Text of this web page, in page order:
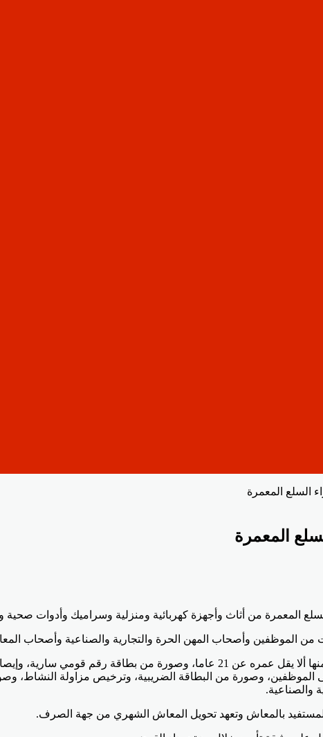
السلع المعمرة
المعمرة
كهربائية ومنزلية وسراميك وأدوات صحية وغيرها، بقيمة تمويل تصل لـ500 ألف جنيه
وأصحاب المهن الحرة والتجارية والصناعية وأصحاب المعاشات والأجانب، بمدة
اشترط البنك، عددا من الشروط للحصول على القرض منها ألا يقل عمره عن
والصناعية.
بالمستفيد بالمعاش وتعهد تحويل المعاش الشهري من جهة الصرف.